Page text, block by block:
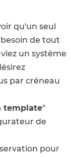
qu'un seul
de tout
un système
par créneau
template"
de
pour